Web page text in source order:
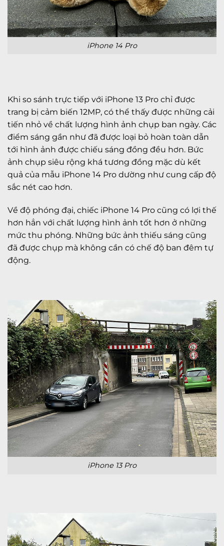
iPhone 14 Pro
Khi so sánh trực tiếp với iPhone 13 Pro chỉ được
trang bị cảm biến 12MP, có thể thấy được những cải
tiến nhỏ về chất lượng hình ảnh chụp ban ngày. Các
điểm sáng gần như đã được loại bỏ hoàn toàn dẫn
tới hình ảnh được chiếu sáng đồng đều hơn. Bức
ảnh chụp siêu rộng khá tương đồng mặc dù kết
quả của mẫu iPhone 14 Pro dường như cung cấp độ
sắc nét cao hơn.
Về độ phóng đại, chiếc iPhone 14 Pro cũng có lợi thế
hơn hẳn với chất lượng hình ảnh tốt hơn ở những
mức thu phóng. Những bức ảnh thiếu sáng cũng
đã được chụp mà không cần có chế độ ban đêm tự
động.
iPhone 13 Pro